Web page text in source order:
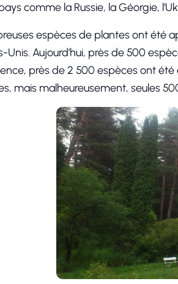
comme la Russie, la Géorgie,
espèces de plantes ont été
Unis. Aujourd'hui, près de 500
près de 2 500 espèces ont
mais malheureusement, seules